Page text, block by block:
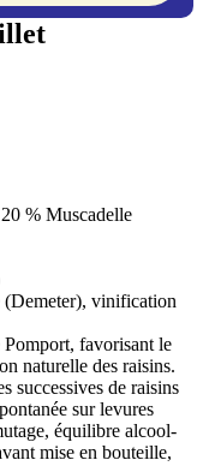
% Muscadelle
vinification
favorisant le
naturelle des raisins.
successives de raisins
sur levures
équilibre alcool-
mise en bouteille,